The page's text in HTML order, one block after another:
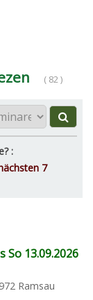
( 82 )
:
7
So 13.09.2026
Ramsau